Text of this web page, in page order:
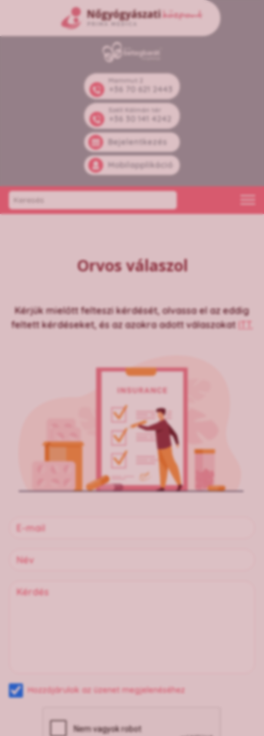
Mammut 2
+36 70 621 2443
Széll Kálmán tér
+36 30 141 4242
Bejelentkezés
Mobilapplikáció
Orvos válaszol
Kérjük mielőtt felteszi kérdését, olvassa el az eddig
feltett kérdéseket, és az azokra adott válaszokat
Hozzájárulok az üzenet megjelenéséhez